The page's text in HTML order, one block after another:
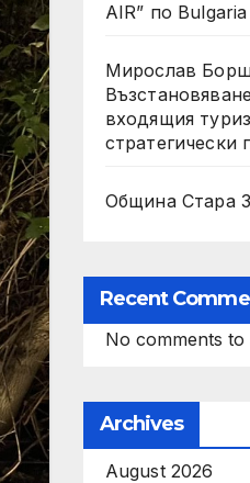
AIR” по
Мирослав
входящия
стратегически
Община Стара
Recent
No comments to
Archives
August 2026